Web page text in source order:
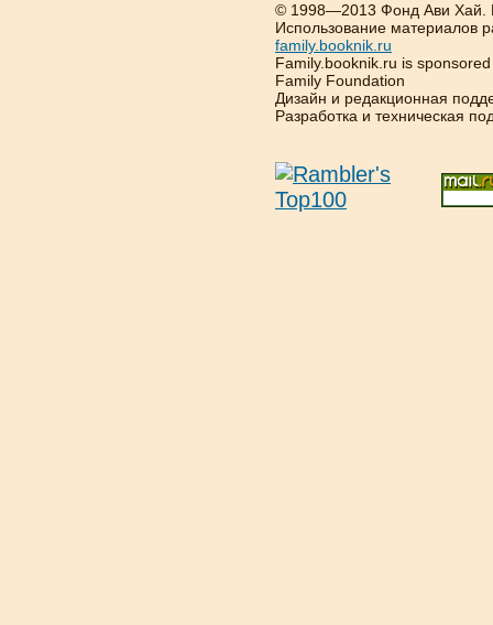
© 1998—2013 Фонд Ави Хай.
Использование материалов
family.booknik.ru
Family.booknik.ru is
Family Foundation
Дизайн и редакционная
Разработка и техническая